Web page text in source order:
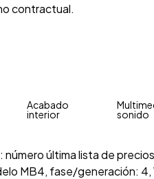
contractual.
número última lista de
MB4, fase/generación:
Acabado
interior sonido